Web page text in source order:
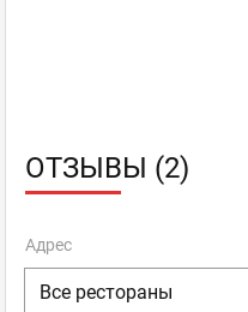
ОТЗЫВЫ (2)
Адрес